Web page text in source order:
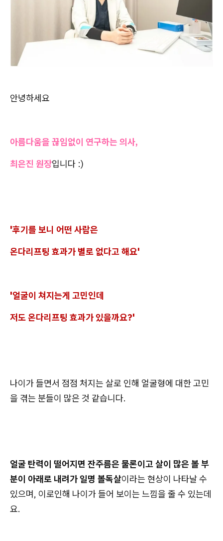
안녕하세요
아름다움을 끊임없이 연구하는 의사,
최은진 원장입니다 :)
'후기를 보니 어떤 사람은
온다리프팅 효과가 별로 없다고 해요'
'얼굴이 쳐지는게 고민인데
저도 온다리프팅 효과가 있을까요?'
나이가 들면서 점점 처지는 살로 인해 얼굴형에 대한 고민
을 겪는 분들이 많은 것 같습니다.
얼굴 탄력이 떨어지면 잔주름은 물론이고 살이 많은 볼 부
분이 아래로 내려가 일명 볼독살이라는 현상이 나타날 수
있으며, 이로인해 나이가 들어 보이는 느낌을 줄 수 있는데
요.